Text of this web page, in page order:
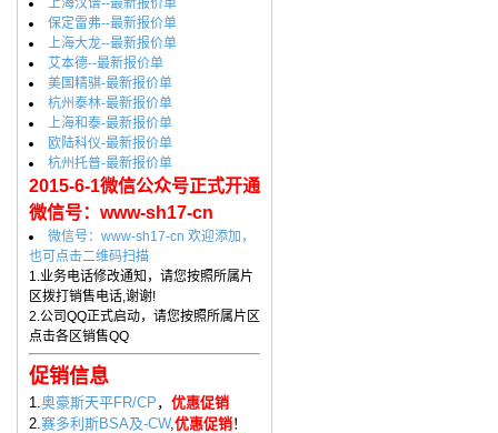
上海汉谱--最新报价单
保定雷弗--最新报价单
上海大龙--最新报价单
艾本德--最新报价单
美国精骐-最新报价单
杭州泰林-最新报价单
上海和泰-最新报价单
欧陆科仪-最新报价单
杭州托普-最新报价单
2015-6-1微信公众号正式开通
微信号：www-sh17-cn
微信号：www-sh17-cn 欢迎添加，
也可点击二维码扫描
1.业务电话修改通知，请您按照所属片
区拨打销售电话,谢谢!
2.公司QQ正式启动，请您按照所属片区
点击各区销售QQ
促销信息
1. 奥豪斯天平FR/CP ， 优惠促销
2. 赛多利斯BSA及-CW, 优惠促销！